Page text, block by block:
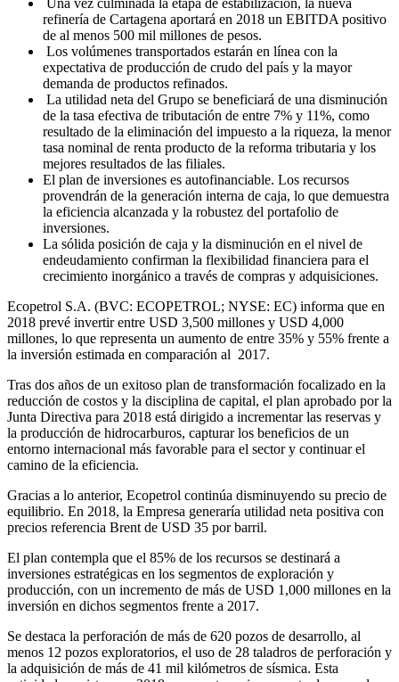
Una vez culminada la etapa de estabilización, la nueva
refinería de Cartagena aportará en 2018 un EBITDA positivo
de al menos 500 mil millones de pesos.
Los volúmenes transportados estarán en línea con la
expectativa de producción de crudo del país y la mayor
demanda de productos refinados.
La utilidad neta del Grupo se beneficiará de una disminución
de la tasa efectiva de tributación de entre 7% y 11%, como
resultado de la eliminación del impuesto a la riqueza, la menor
tasa nominal de renta producto de la reforma tributaria y los
mejores resultados de las filiales.
El plan de inversiones es autofinanciable. Los recursos
provendrán de la generación interna de caja, lo que demuestra
la eficiencia alcanzada y la robustez del portafolio de
inversiones.
La sólida posición de caja y la disminución en el nivel de
endeudamiento confirman la flexibilidad financiera para el
crecimiento inorgánico a través de compras y adquisiciones.
Ecopetrol S.A. (BVC: ECOPETROL; NYSE: EC) informa que en
2018 prevé invertir entre USD 3,500 millones y USD 4,000
millones, lo que representa un aumento de entre 35% y 55% frente a
la inversión estimada en comparación al 2017.
Tras dos años de un exitoso plan de transformación focalizado en la
reducción de costos y la disciplina de capital, el plan aprobado por la
Junta Directiva para 2018 está dirigido a incrementar las reservas y
la producción de hidrocarburos, capturar los beneficios de un
entorno internacional más favorable para el sector y continuar el
camino de la eficiencia.
Gracias a lo anterior, Ecopetrol continúa disminuyendo su precio de
equilibrio. En 2018, la Empresa generaría utilidad neta positiva con
precios referencia Brent de USD 35 por barril.
El plan contempla que el 85% de los recursos se destinará a
inversiones estratégicas en los segmentos de exploración y
producción, con un incremento de más de USD 1,000 millones en la
inversión en dichos segmentos frente a 2017.
Se destaca la perforación de más de 620 pozos de desarrollo, al
menos 12 pozos exploratorios, el uso de 28 taladros de perforación y
la adquisición de más de 41 mil kilómetros de sísmica. Esta